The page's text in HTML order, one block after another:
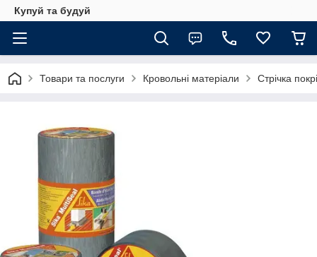
Купуй та будуй
Товари та послуги Кровольні матеріали Стрічка